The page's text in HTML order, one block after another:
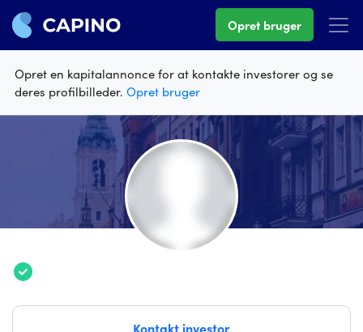
Opret bruger
Opret en kapitalannonce for at kontakte investorer og se
deres profilbilleder. Opret bruger
Kontakt investor